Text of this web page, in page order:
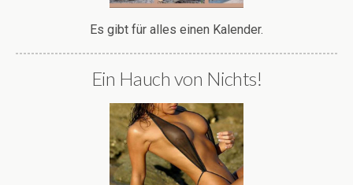
Es gibt für alles einen Kalender.
Ein Hauch von Nichts!